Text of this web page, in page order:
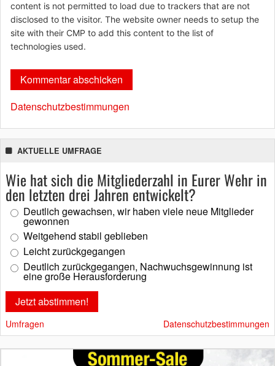
content is not permitted to load due to trackers that are not
disclosed to the visitor. The website owner needs to setup the
site with their CMP to add this content to the list of
technologies used.
Datenschutzbestimmungen
AKTUELLE UMFRAGE
Wie hat sich die Mitgliederzahl in Eurer Wehr in
den letzten drei Jahren entwickelt?
Deutlich gewachsen, wir haben viele neue Mitglieder
gewonnen
Weitgehend stabil geblieben
Leicht zurückgegangen
Deutlich zurückgegangen, Nachwuchsgewinnung ist
eine große Herausforderung
Umfragen Datenschutzbestimmungen